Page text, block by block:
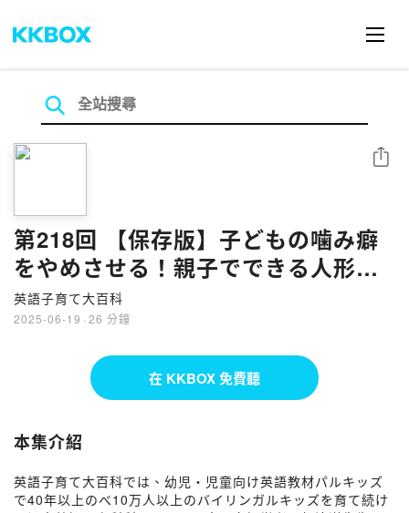
第218回 【保存版】子どもの噛み癖
をやめさせる！親子でできる人形ロ
ールプレイ法
英語子育て大百科
2025-06-19 · 26 分鐘
分享
在 KKBOX 免費聽
本集介紹
英語子育て大百科では、幼児・児童向け英語教材パルキッズ
で40年以上のべ10万人以上のバイリンガルキッズを育て続け